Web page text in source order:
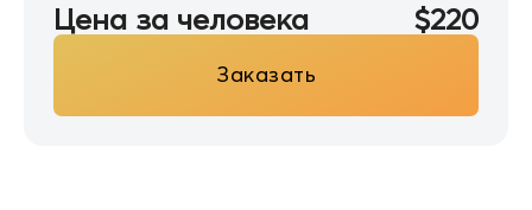
Цена за человека $220
Заказать